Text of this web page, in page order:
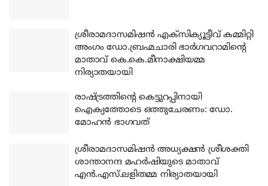
ശ്രീരാമദാസമിഷന്‍ എക്‌സിക്യൂട്ടീവ് കമ്മിറ്റി
അംഗം ഡോ.ബ്രഹ്മചാരി ഭാര്‍ഗവറാമിന്റെ
മാതാവ് കെ.കെ.മീനാക്ഷിയമ്മ
നിര്യാതയായി
രാഷ്ട്രത്തിന്റെ കെട്ടുറപ്പിനായി
ഐക്യത്തോടെ ഒത്തുചേരണം: ഡോ.
മോഹന്‍ ഭാഗവത്
ശ്രീരാമദാസമിഷന്‍ അധ്യക്ഷന്‍ ശ്രീശക്തി
ശാന്താനന്ദ മഹര്‍ഷിയുടെ മാതാവ്
എന്‍.എസ്.ലളിതമ്മ നിര്യാതയായി